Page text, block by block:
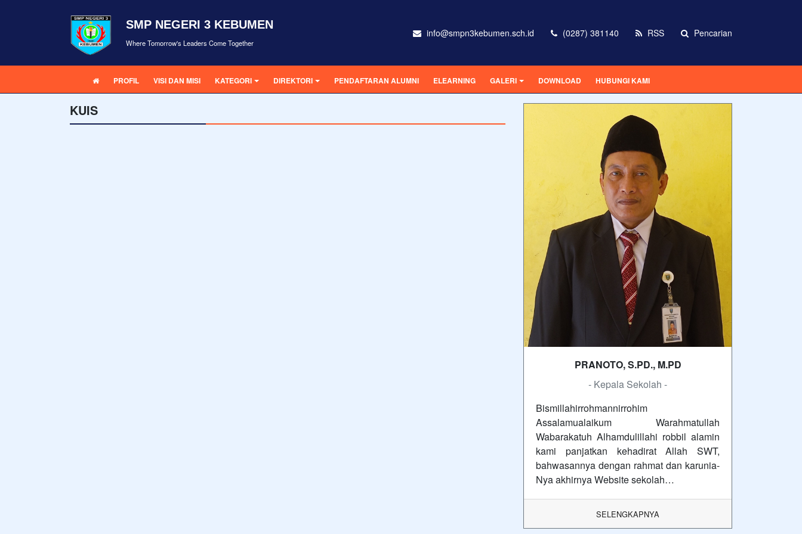
SMP NEGERI 3 KEBUMEN
Where Tomorrow's Leaders Come Together
info@smpn3kebumen.sch.id (0287) 381140 RSS Pencarian
PROFIL VISI DAN MISI KATEGORI DIREKTORI PENDAFTARAN ALUMNI ELEARNING GALERI DOWNLOAD HUBUNGI KAMI
KUIS
PRANOTO, S.PD., M.PD
- Kepala Sekolah -
Bismillahirrohmannirrohim
Assalamualaikum Warahmatullah
Wabarakatuh Alhamdulillahi robbil alamin
kami panjatkan kehadirat Allah SWT,
bahwasannya dengan rahmat dan karunia-
Nya akhirnya Website sekolah…
SELENGKAPNYA